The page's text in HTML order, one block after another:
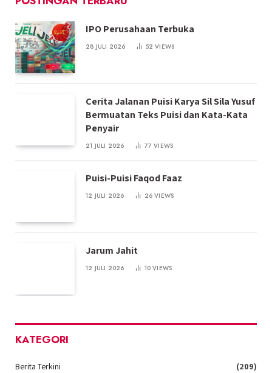
IPO Perusahaan Terbuka
28 JULI 2026 52VIEWS
Cerita Jalanan Puisi Karya Sil Sila Yusuf
Bermuatan Teks Puisi dan Kata-Kata
Penyair
21 JULI 2026 77VIEWS
Puisi-Puisi Faqod Faaz
12 JULI 2026 26VIEWS
Jarum Jahit
12 JULI 2026 10VIEWS
KATEGORI
Berita Terkini
(209)